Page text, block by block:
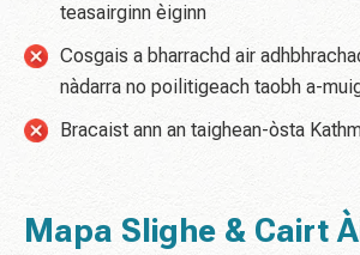
teasairginn èiginn
Cosgais a bharrachd air
nàdarra no poilitigeach taobh a-
Bracaist ann an taighean-òsta
Mapa Slighe & Cairt